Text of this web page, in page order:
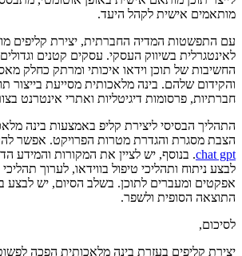
מותאמים אישית לקהל היעד.
עם התפשטות המדיה החברתית, יצירת קליפים
לאינטגרלית בשיווק העסקי. עסקים קטנים
החשיבות של תוכן וידאו איכותי ומרתק כחלק
והקידום שלהם. בינה מלאכותית מסייעת בייצור
חברתיות, פרסומות דיגיטליות ואתרי אינטרנט
התהליך הבסיסי ליצירת קליפ באמצעות בינה
הצבת מסגרת והגדרת מטרות הפרויקט. אפשר
chat gpt. בנוסף, יש לציין את המקורות והמידע
לבצע ניתוח ותהליכי טיפול בווידאו, לערוך תהליכי
אפקטים ומעברים לתוכן. בשלב הסיום, יש לבצע
התוצאה הסופית ולשפר.
לסיכום,
יצירת קליפים בעזרת בינה מלאכותית הפכה